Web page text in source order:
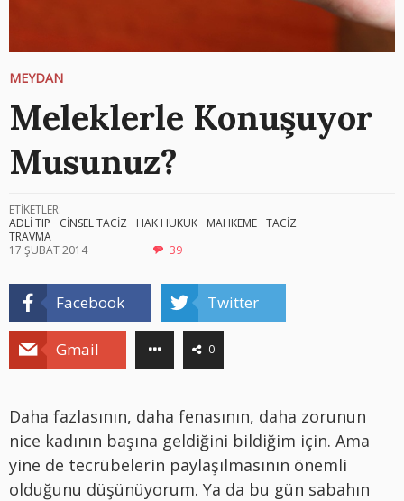
MEYDAN
Meleklerle Konuşuyor
Musunuz?
ETİKETLER:
ADLİ TIP
CİNSEL TACİZ HAK HUKUK MAHKEME TACİZ
TRAVMA
17 ŞUBAT 2014
39
Facebook Twitter
Gmail 0
Daha fazlasının, daha fenasının, daha zorunun
nice kadının başına geldiğini bildiğim için. Ama
yine de tecrübelerin paylaşılmasının önemli
olduğunu düşünüyorum. Ya da bu gün sabahın